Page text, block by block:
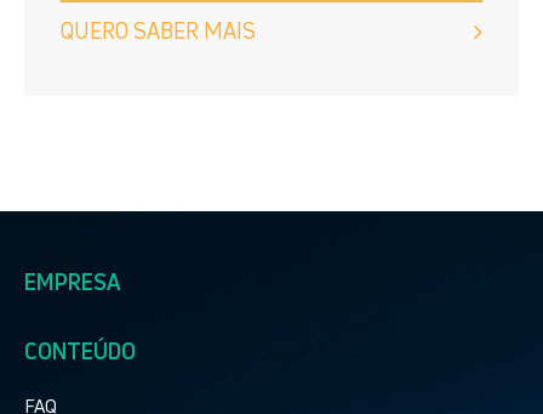
QUERO SABER MAIS
EMPRESA
CONTEÚDO
FAQ